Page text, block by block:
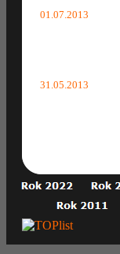
01.07.2013
31.05.2013